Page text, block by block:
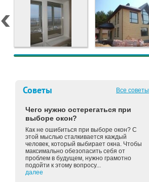
Советы Все советы
Чего нужно остерегаться при
выборе окон?
Как не ошибиться при выборе окон? С
этой мыслью сталкивается каждый
человек, который выбирает окна. Чтобы
максимально обезопасить себя от
проблем в будущем, нужно грамотно
подойти к этому вопросу...
далее